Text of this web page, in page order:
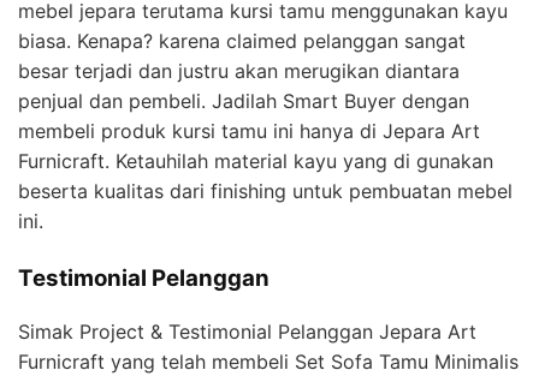
mebel jepara terutama kursi tamu menggunakan kayu
biasa. Kenapa? karena claimed pelanggan sangat
besar terjadi dan justru akan merugikan diantara
penjual dan pembeli. Jadilah Smart Buyer dengan
membeli produk kursi tamu ini hanya di Jepara Art
Furnicraft. Ketauhilah material kayu yang di gunakan
beserta kualitas dari finishing untuk pembuatan mebel
ini.
Testimonial Pelanggan
Simak Project & Testimonial Pelanggan Jepara Art
Furnicraft yang telah membeli Set Sofa Tamu Minimalis